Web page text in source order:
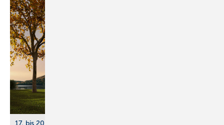
17. bis 20. März 2026, Messe Essen